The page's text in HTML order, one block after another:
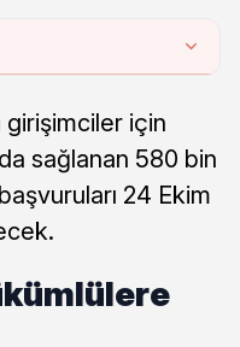
için
sağlanan 580 bin
24 Ekim